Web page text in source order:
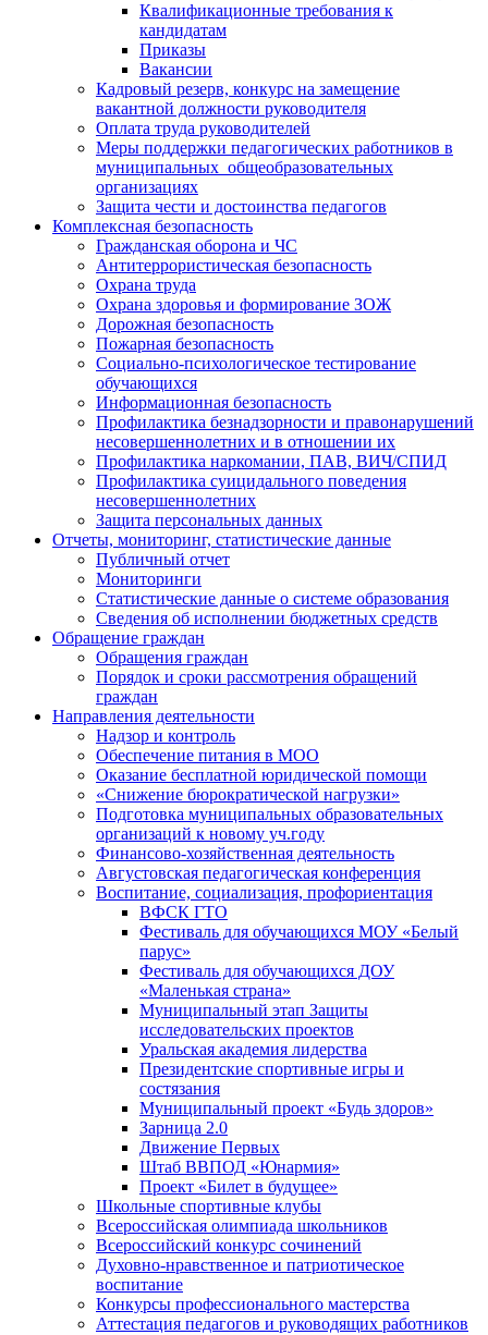
Квалификационные требования к
кандидатам
Приказы
Вакансии
Кадровый резерв, конкурс на замещение
вакантной должности руководителя
Оплата труда руководителей
Меры поддержки педагогических работников в
муниципальных общеобразовательных
организациях
Защита чести и достоинства педагогов
Комплексная безопасность
Гражданская оборона и ЧС
Антитеррористическая безопасность
Охрана труда
Охрана здоровья и формирование ЗОЖ
Дорожная безопасность
Пожарная безопасность
Социально-психологическое тестирование
обучающихся
Информационная безопасность
Профилактика безнадзорности и правонарушений
несовершеннолетних и в отношении их
Профилактика наркомании, ПАВ, ВИЧ/СПИД
Профилактика суицидального поведения
несовершеннолетних
Защита персональных данных
Отчеты, мониторинг, статистические данные
Публичный отчет
Мониторинги
Статистические данные о системе образования
Сведения об исполнении бюджетных средств
Обращение граждан
Обращения граждан
Порядок и сроки рассмотрения обращений
граждан
Направления деятельности
Надзор и контроль
Обеспечение питания в МОО
Оказание бесплатной юридической помощи
«Снижение бюрократической нагрузки»
Подготовка муниципальных образовательных
организаций к новому уч.году
Финансово-хозяйственная деятельность
Августовская педагогическая конференция
Воспитание, социализация, профориентация
ВФСК ГТО
Фестиваль для обучающихся МОУ «Белый
парус»
Фестиваль для обучающихся ДОУ
«Маленькая страна»
Муниципальный этап Защиты
исследовательских проектов
Уральская академия лидерства
Президентские спортивные игры и
состязания
Муниципальный проект «Будь здоров»
Зарница 2.0
Движение Первых
Штаб ВВПОД «Юнармия»
Проект «Билет в будущее»
Школьные спортивные клубы
Всероссийская олимпиада школьников
Всероссийский конкурс сочинений
Духовно-нравственное и патриотическое
воспитание
Конкурсы профессионального мастерства
Аттестация педагогов и руководящих работников